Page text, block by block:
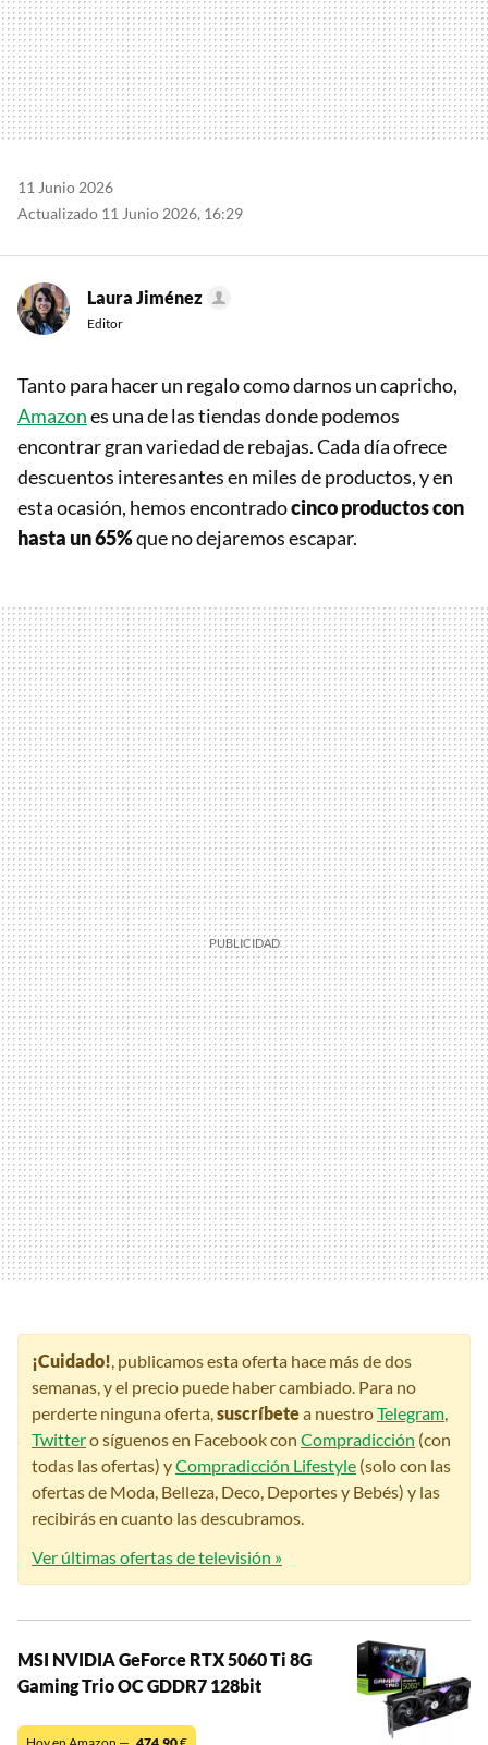
11 Junio 2026
Actualizado 11 Junio 2026, 16:29
Laura Jiménez
Editor
Tanto para hacer un regalo como darnos un capricho,
Amazones una de las tiendas donde podemos
encontrar gran variedad de rebajas. Cada día ofrece
descuentos interesantes en miles de productos, y en
esta ocasión, hemos encontradocinco productos con
hasta un 65%que no dejaremos escapar.
¡Cuidado!, publicamos esta oferta hace más de dos
semanas, y el precio puede haber cambiado. Para no
perderte ninguna oferta,suscríbetea nuestroTelegram,
Twittero síguenos en Facebook con Compradicción (con
todas las ofertas) yCompradicción Lifestyle (solo con las
ofertas de Moda, Belleza, Deco, Deportes y Bebés) y las
recibirás en cuanto las descubramos.
Ver últimas ofertas de televisión »
MSI NVIDIA GeForce RTX 5060 Ti 8G
Gaming Trio OC GDDR7 128bit